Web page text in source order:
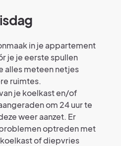
in je appartement
je je eerste spullen
alles meteen netjes
ruimtes.
je koelkast en/of
om 24 uur te
weer aanzet. Er
optreden met
of diepvries